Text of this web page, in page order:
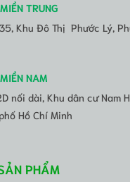
TRUNG
Khu Đô Thị Phước Lý,
NAM
nối dài, Khu dân cư Nam
Hồ Chí Minh
PHẨM